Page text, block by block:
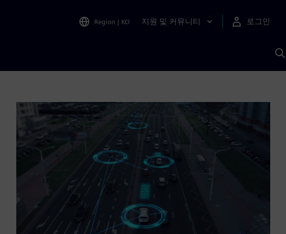
Region | KO 지원 및 커뮤니티 로그인